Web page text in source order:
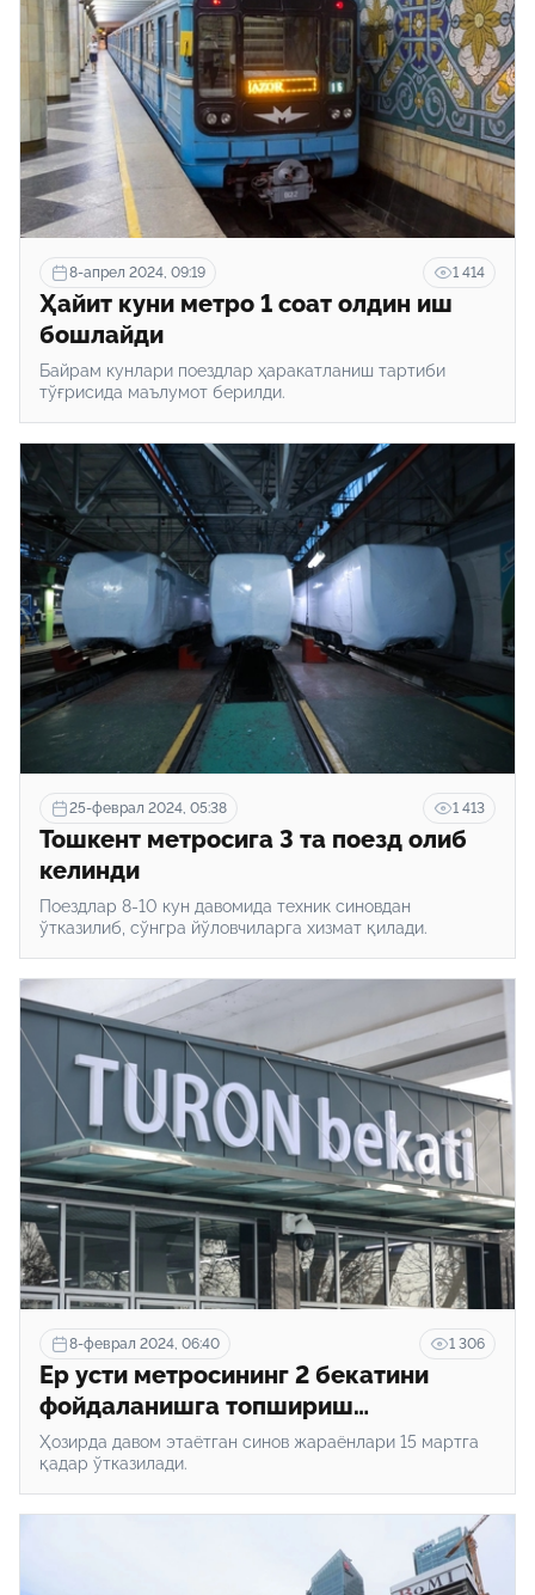
8-апрел 2024, 09:19 1 414
Ҳайит куни метро 1 соат олдин иш
бошлайди
Байрам кунлари поездлар ҳаракатланиш тартиби
тўғрисида маълумот берилди.
25-феврал 2024, 05:38 1 413
Тошкент метросига 3 та поезд олиб
келинди
Поездлар 8-10 кун давомида техник синовдан
ўтказилиб, сўнгра йўловчиларга хизмат қилади.
8-феврал 2024, 06:40 1 306
Ер усти метросининг 2 бекатини
фойдаланишга топшириш
режалаштирилмоқда
Ҳозирда давом этаётган синов жараёнлари 15 мартга
қадар ўтказилади.